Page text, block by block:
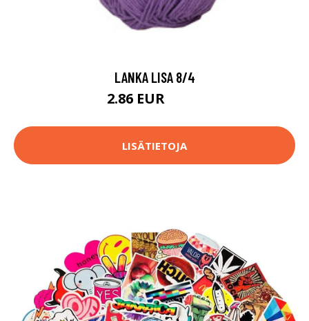
LANKA LISA 8/4
2.86 EUR
LISÄTIETOJA